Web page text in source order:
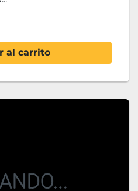
al carrito